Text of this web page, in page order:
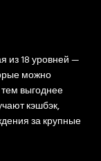
из 18 уровней —
можно
выгоднее
кэшбэк,
за крупные